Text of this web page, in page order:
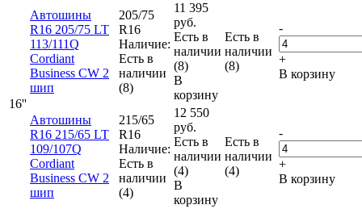
16''
Автошины
R16 205/75 LT
113/111Q
Cordiant
Business CW 2
шип
205/75
R16
Наличие:
Есть в
наличии
(8)
11 395
руб.
Есть в
наличии
(8)
В
корзину
Есть в
наличии
(8)
-
+
В корзину
Автошины
R16 215/65 LT
109/107Q
Cordiant
Business CW 2
шип
215/65
R16
Наличие:
Есть в
наличии
(4)
12 550
руб.
Есть в
наличии
(4)
В
корзину
Есть в
наличии
(4)
-
+
В корзину